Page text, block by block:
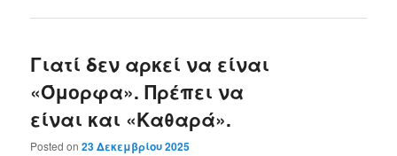
Γιατί δεν αρκεί να είναι
«Όμορφα». Πρέπει να
είναι και «Καθαρά».
Posted on23 Δεκεμβρίου 2025